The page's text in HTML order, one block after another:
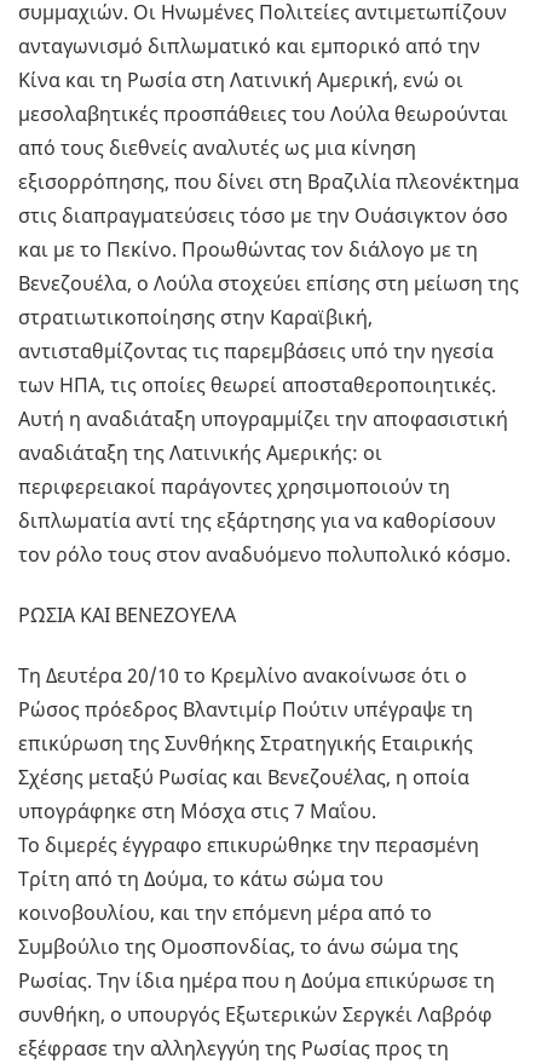
συμμαχιών. Οι Ηνωμένες Πολιτείες αντιμετωπίζουν
ανταγωνισμό διπλωματικό και εμπορικό από την
Κίνα και τη Ρωσία στη Λατινική Αμερική, ενώ οι
μεσολαβητικές προσπάθειες του Λούλα θεωρούνται
από τους διεθνείς αναλυτές ως μια κίνηση
εξισορρόπησης, που δίνει στη Βραζιλία πλεονέκτημα
στις διαπραγματεύσεις τόσο με την Ουάσιγκτον όσο
και με το Πεκίνο. Προωθώντας τον διάλογο με τη
Βενεζουέλα, ο Λούλα στοχεύει επίσης στη μείωση της
στρατιωτικοποίησης στην Καραϊβική,
αντισταθμίζοντας τις παρεμβάσεις υπό την ηγεσία
των ΗΠΑ, τις οποίες θεωρεί αποσταθεροποιητικές.
Αυτή η αναδιάταξη υπογραμμίζει την αποφασιστική
αναδιάταξη της Λατινικής Αμερικής: οι
περιφερειακοί παράγοντες χρησιμοποιούν τη
διπλωματία αντί της εξάρτησης για να καθορίσουν
τον ρόλο τους στον αναδυόμενο πολυπολικό κόσμο.
ΡΩΣΙΑ ΚΑΙ ΒΕΝΕΖΟΥΕΛΑ
Τη Δευτέρα 20/10 το Κρεμλίνο ανακοίνωσε ότι ο
Ρώσος πρόεδρος Βλαντιμίρ Πούτιν υπέγραψε τη
επικύρωση της Συνθήκης Στρατηγικής Εταιρικής
Σχέσης μεταξύ Ρωσίας και Βενεζουέλας, η οποία
υπογράφηκε στη Μόσχα στις 7 Μαΐου.
Το διμερές έγγραφο επικυρώθηκε την περασμένη
Τρίτη από τη Δούμα, το κάτω σώμα του
κοινοβουλίου, και την επόμενη μέρα από το
Συμβούλιο της Ομοσπονδίας, το άνω σώμα της
Ρωσίας. Την ίδια ημέρα που η Δούμα επικύρωσε τη
συνθήκη, ο υπουργός Εξωτερικών Σεργκέι Λαβρόφ
εξέφρασε την αλληλεγγύη της Ρωσίας προς τη